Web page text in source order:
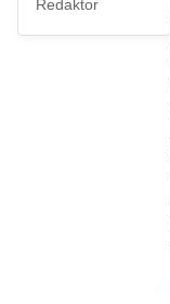
Redaktor